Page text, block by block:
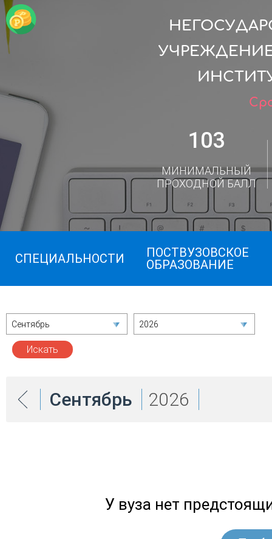
103
МИНИМАЛЬНЫЙ
ПРОХОДНОЙ БАЛЛ
СПЕЦИАЛЬНОСТИ
ПОСТВУЗОВСКОЕ
ОБРАЗОВАНИЕ
Сентябрь 2026
Сентябрь 2026
У вуза нет